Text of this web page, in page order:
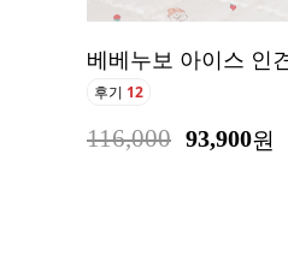
베베누보 아이스 인
후기 12
116,000 93,900원